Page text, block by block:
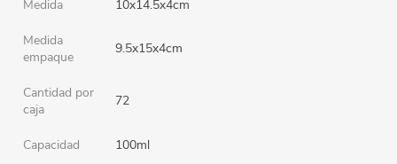
Medida 10x14.5x4cm
Medida
empaque
9.5x15x4cm
Cantidad por
caja
72
Capacidad 100ml